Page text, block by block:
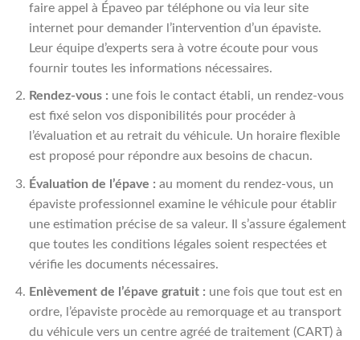
faire appel à Épaveo par téléphone ou via leur site
internet pour demander l’intervention d’un épaviste.
Leur équipe d’experts sera à votre écoute pour vous
fournir toutes les informations nécessaires.
Rendez-vous : une fois le contact établi, un rendez-vous
est fixé selon vos disponibilités pour procéder à
l’évaluation et au retrait du véhicule. Un horaire flexible
est proposé pour répondre aux besoins de chacun.
Évaluation de l’épave : au moment du rendez-vous, un
épaviste professionnel examine le véhicule pour établir
une estimation précise de sa valeur. Il s’assure également
que toutes les conditions légales soient respectées et
vérifie les documents nécessaires.
Enlèvement de l’épave gratuit : une fois que tout est en
ordre, l’épaviste procède au remorquage et au transport
du véhicule vers un centre agréé de traitement (CART) à